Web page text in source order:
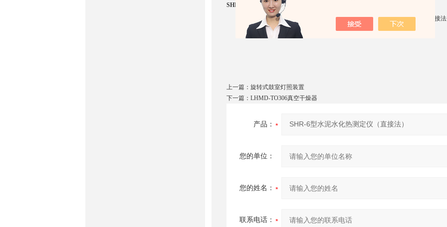
SHR-6型水泥水化热测定仪（直接法）
上一篇： ​旋转式鼓室灯照装置
下一篇： LHMD-TO306真空干燥器
产品：
您的单位：
您的姓名：
联系电话：